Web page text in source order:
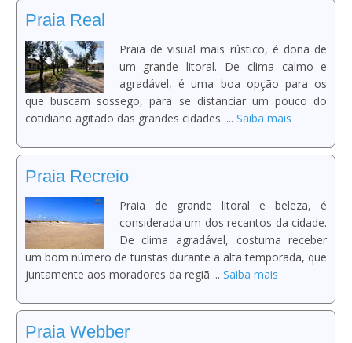
Praia Real
Praia de visual mais rústico, é dona de
um grande litoral. De clima calmo e
agradável, é uma boa opção para os
que buscam sossego, para se distanciar um pouco do
cotidiano agitado das grandes cidades. ... Saiba mais
Praia Recreio
Praia de grande litoral e beleza, é
considerada um dos recantos da cidade.
De clima agradável, costuma receber
um bom número de turistas durante a alta temporada, que
juntamente aos moradores da regiã ... Saiba mais
Praia Webber